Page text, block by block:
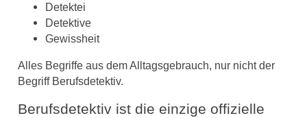
Detektei
Detektive
Gewissheit
Alles Begriffe aus dem Alltagsgebrauch, nur nicht der
Begriff Berufsdetektiv.
Berufsdetektiv ist die einzige offizielle